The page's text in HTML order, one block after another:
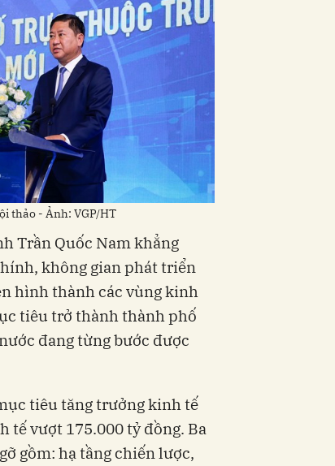
thảo - Ảnh: VGP/HT
Trần Quốc Nam khẳng
không gian phát triển
hình thành các vùng kinh
tiêu trở thành thành phố
đang từng bước được
tiêu tăng trưởng kinh tế
tế vượt 175.000 tỷ đồng. Ba
gồm: hạ tầng chiến lược,